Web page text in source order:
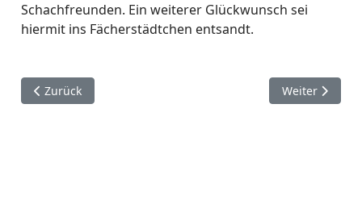
Schachfreunden. Ein weiterer Glückwunsch sei
hiermit ins Fächerstädtchen entsandt.
Vorheriger Beitrag: Achter Spieltag der Saison 2024/25
Zurück Nächster
Weiter